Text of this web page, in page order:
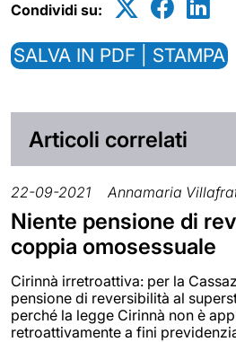
Condividi su:
SALVA IN PDF | STAMPA
Articoli correlati
22-09-2021 Annamaria
Niente pensione di
coppia omosessuale
Cirinnà irretroattiva: per la
pensione di reversibilità al
perché la legge Cirinnà non è
retroattivamente a fini